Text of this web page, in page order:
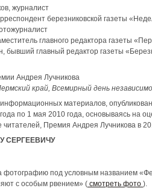
журналист
березниковской газеты
главного редактора газеты
бывший главный редактор газеты
Андрея Лучникова
край, Всемирный день
информационных материалов,
по 1 мая 2010 года, основываясь на
Премия Андрея Лучникова в
СЕРГЕЕВИЧУ
фотографию под условным названием
с особым рвением» ( смотреть фото ).